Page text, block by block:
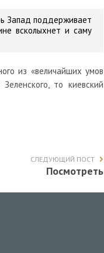
Запад поддерживает
всколыхнет и саму
из «величайших умов
то киевский
СЛЕДУЮЩИЙ ПОСТ
Посмотреть